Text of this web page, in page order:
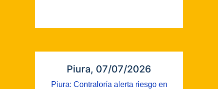
Piura, 07/07/2026
Piura: Contraloría alerta riesgo en